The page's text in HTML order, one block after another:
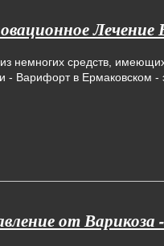
немногих средств,
- Варифорт в Ермаковском
от Варикоза